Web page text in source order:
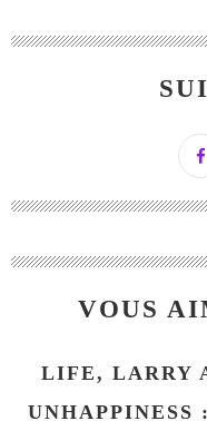
VOUS
LIFE, LARRY
UNHAPPINESS